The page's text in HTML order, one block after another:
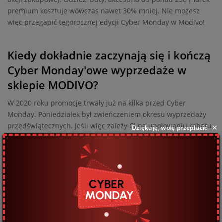
premium kosztuje wówczas nawet 30% mniej. Nie możesz
więc przegapić tegorocznej edycji Cyber Monday w Modivo!
Kiedy dokładnie zaczynają się i kończą
Cyber Monday'owe wyprzedaże w
sklepie MODIVO?
W 2020 roku promocje trwały już na kilka przed Cyber
Monday. Poniedziałek był zwieńczeniem okresu wyprzedaży
przedświątecznych. Jeśli więc zależy Ci na upolowaniu rabatu
w MODIVO, bądź gotowy na ostatni tydzień listopada. Co
ważne, promocje rozpoczynają się chwilę po północy. W
późniejszych godzinach też zrobisz zakupy, ale niewykluczone,
że asortyment będzie już wybrakowany.
Najważniejsze informacje na temat
wyprzedaży? Na co zwrócić uwagę? Na
Dziękuję, wolę przepłacić ×